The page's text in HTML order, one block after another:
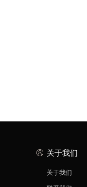
关于我们
关于我们